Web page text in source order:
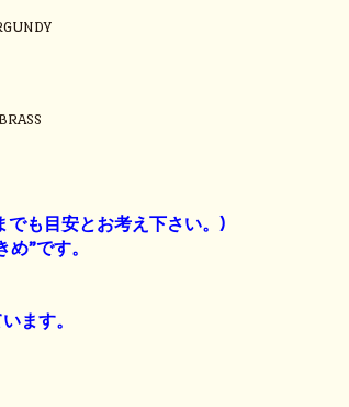
でも目安とお考え下さい。)
”です。
ます。